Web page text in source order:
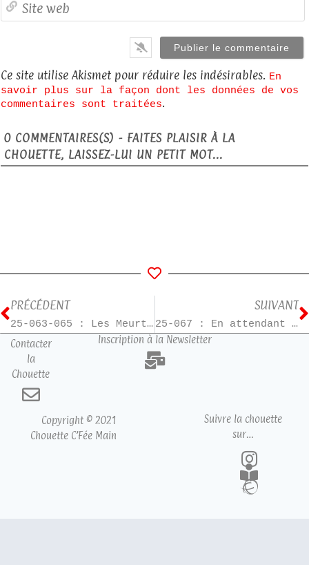
Ce site utilise Akismet pour réduire les indésirables. En
savoir plus sur la façon dont les données de vos
commentaires sont traitées.
0 COMMENTAIRES(S) - FAITES PLAISIR À LA
CHOUETTE, LAISSEZ-LUI UN PETIT MOT...
PRÉCÉDENT
25-063-065 : Les Meurtres Zen
SUIVANT
25-067 : En attendant Bojangles
Contacter
la
Chouette
Inscription à la Newsletter
Copyright © 2021
Chouette C’Fée Main
Suivre la chouette
sur…